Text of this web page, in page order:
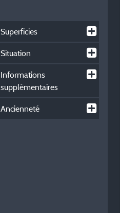
Superficies
Situation
Informations
supplémentaires
Ancienneté